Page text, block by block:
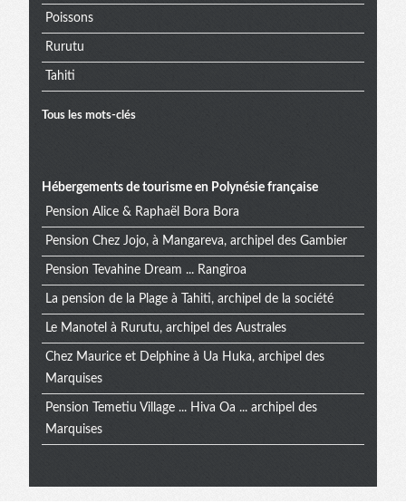
Poissons
Rurutu
Tahiti
Tous les mots-clés
Hébergements de tourisme en Polynésie française
Pension Alice & Raphaël Bora Bora
Pension Chez Jojo, à Mangareva, archipel des Gambier
Pension Tevahine Dream ... Rangiroa
La pension de la Plage à Tahiti, archipel de la société
Le Manotel à Rurutu, archipel des Australes
Chez Maurice et Delphine à Ua Huka, archipel des
Marquises
Pension Temetiu Village ... Hiva Oa ... archipel des
Marquises